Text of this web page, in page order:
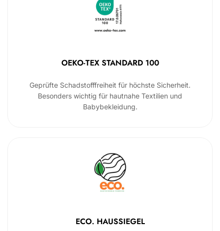
OEKO-TEX STANDARD 100
Geprüfte Schadstofffreiheit für höchste Sicherheit.
Besonders wichtig für hautnahe Textilien und
Babybekleidung.
ECO. HAUSSIEGEL